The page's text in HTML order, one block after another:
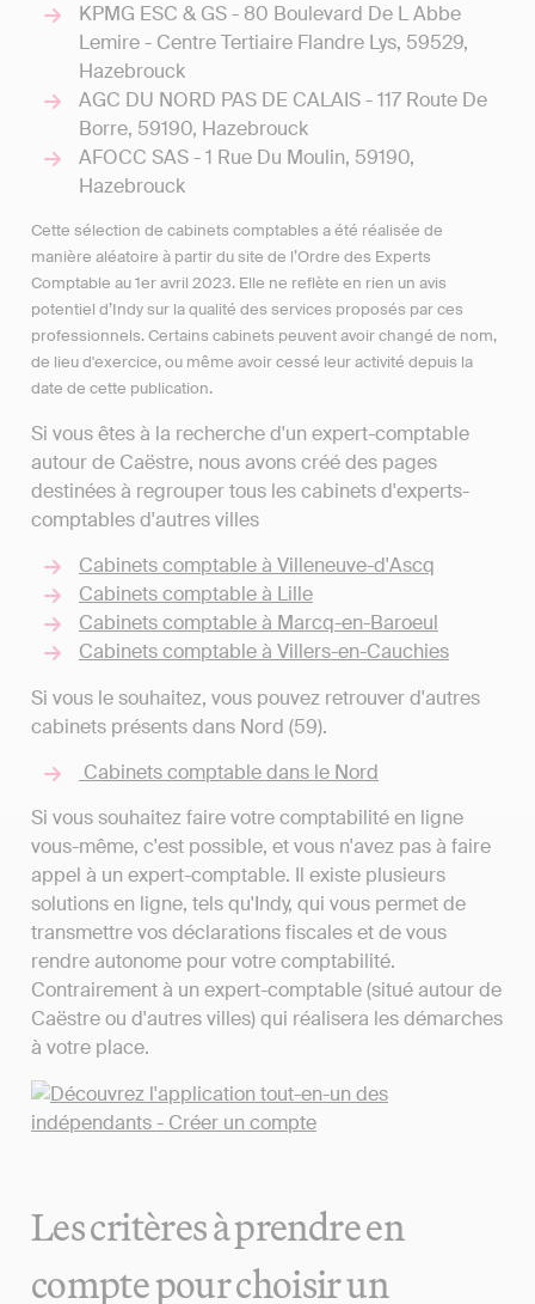
KPMG ESC & GS - 80 Boulevard De L Abbe
Lemire - Centre Tertiaire Flandre Lys, 59529,
Hazebrouck
AGC DU NORD PAS DE CALAIS - 117 Route De
Borre, 59190, Hazebrouck
AFOCC SAS - 1 Rue Du Moulin, 59190,
Hazebrouck
Cette sélection de cabinets comptables a été réalisée de
manière aléatoire à partir du site de l’Ordre des Experts
Comptable au 1er avril 2023. Elle ne reflète en rien un avis
potentiel d’Indy sur la qualité des services proposés par ces
professionnels. Certains cabinets peuvent avoir changé de nom,
de lieu d'exercice, ou même avoir cessé leur activité depuis la
date de cette publication.
Si vous êtes à la recherche d'un expert-comptable
autour de Caëstre, nous avons créé des pages
destinées à regrouper tous les cabinets d'experts-
comptables d'autres villes
Cabinets comptable à Villeneuve-d'Ascq
Cabinets comptable à Lille
Cabinets comptable à Marcq-en-Baroeul
Cabinets comptable à Villers-en-Cauchies
Si vous le souhaitez, vous pouvez retrouver d'autres
cabinets présents dans Nord (59).
Cabinets comptable dans le Nord
Si vous souhaitez faire votre comptabilité en ligne
vous-même, c'est possible, et vous n'avez pas à faire
appel à un expert-comptable. Il existe plusieurs
solutions en ligne, tels qu'Indy, qui vous permet de
transmettre vos déclarations fiscales et de vous
rendre autonome pour votre comptabilité.
Contrairement à un expert-comptable (situé autour de
Caëstre ou d'autres villes) qui réalisera les démarches
à votre place.
Les critères à prendre en
compte pour choisir un